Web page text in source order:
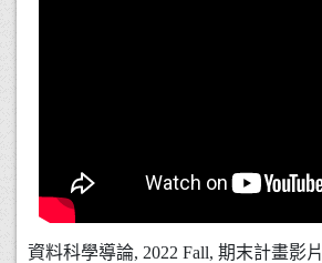
資料科學導論, 2022 Fall, 期末計畫影片